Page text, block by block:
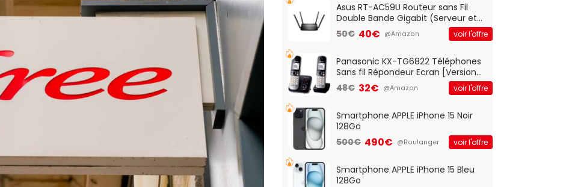
Asus RT-AC59U Routeur sans Fil
Double Bande Gigabit (Serveur et
Client VPN, Triple Vlan, Mode Point
d'accès et Bridge, contrôle
50€ 40€ @Amazon voir l'offre
Panasonic KX-TG6822 Téléphones
Sans fil Répondeur Ecran [Version
Française]
48€ 32€ @Amazon voir l'offre
Smartphone APPLE iPhone 15 Noir
128Go
500€ 490€ @Boulanger voir l'offre
Smartphone APPLE iPhone 15 Bleu
128Go